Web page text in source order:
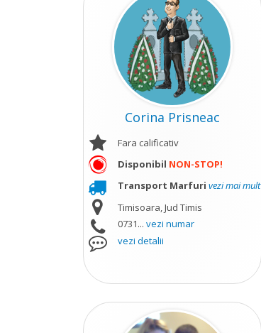
Corina Prisneac
Fara calificativ
Disponibil NON-STOP!
Transport Marfuri vezi mai mult
Timisoara, Jud Timis
0731... vezi numar
vezi detalii